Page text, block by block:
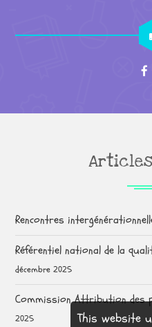
Rencontres
Référentiel national de la
décembre 2025
Commission Attribution des
2025
This website